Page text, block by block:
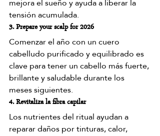
tensión acumulada.
3. Prepare your scalp for 2026
Comenzar el año con un cuero
cabelludo purificado y equilibrado es
clave para tener un cabello más fuerte,
brillante y saludable durante los
meses siguientes.
4. Revitaliza la fibra capilar
Los nutrientes del ritual ayudan a
reparar daños por tinturas, calor,